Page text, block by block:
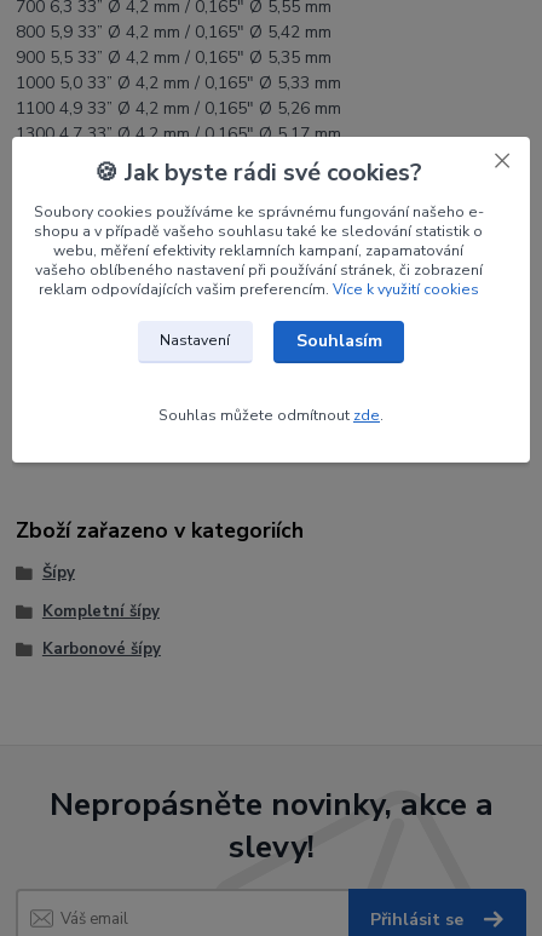
700 6,3 33” Ø 4,2 mm / 0,165" Ø 5,55 mm
800 5,9 33” Ø 4,2 mm / 0,165" Ø 5,42 mm
900 5,5 33” Ø 4,2 mm / 0,165" Ø 5,35 mm
1000 5,0 33” Ø 4,2 mm / 0,165" Ø 5,33 mm
1100 4,9 33” Ø 4,2 mm / 0,165" Ø 5,26 mm
1300 4,7 33” Ø 4,2 mm / 0,165" Ø 5,17 mm
1500 4,2 33” Ø 4,2 mm / 0,165" Ø 5,10 mm
1800 3,9 33” Ø 4,2 mm / 0,165" Ø 5,06 mm
Parametry
CROSS-X
Zboží zařazeno v kategoriích
Šípy
Kompletní šípy
Karbonové šípy
Nepropásněte novinky, akce a
slevy!
Přihlásit se
🍪 Jak byste rádi své cookies?
Soubory cookies používáme ke správnému fungování našeho e-
shopu a v případě vašeho souhlasu také ke sledování statistik o
webu, měření efektivity reklamních kampaní, zapamatování
vašeho oblíbeného nastavení při používání stránek, či zobrazení
reklam odpovídajících vašim preferencím. Více k využití cookies
Nastavení Souhlasím
Souhlas můžete odmítnout zde.